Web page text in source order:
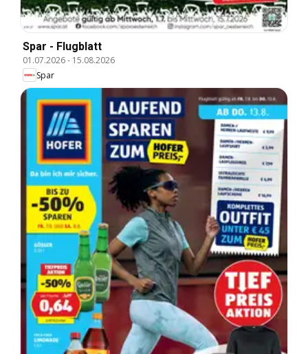
Spar - Flugblatt
01.07.2026- 15.08.2026
Spar